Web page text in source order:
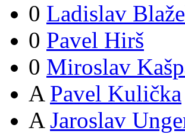
0 Ladislav
0 Pavel Hirš
0 Miroslav
A Pavel Kulička
A Jaroslav